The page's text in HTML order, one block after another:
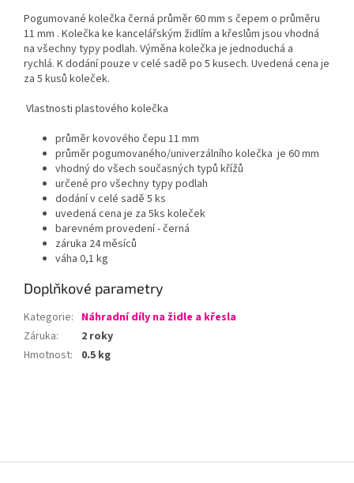
Pogumované kolečka černá průměr 60 mm s čepem o průměru
11 mm . Kolečka ke kancelářským židlím a křeslům jsou vhodná
na všechny typy podlah. Výměna kolečka je jednoduchá a
rychlá. K dodání pouze v celé sadě po 5 kusech. Uvedená cena je
za 5 kusů koleček.
Vlastnosti plastového kolečka
průměr kovového čepu 11 mm
průměr pogumovaného/univerzálního kolečka je 60 mm
vhodný do všech současných typů křížů
určené pro všechny typy podlah
dodání v celé sadě 5 ks
uvedená cena je za 5ks koleček
barevném provedení - černá
záruka 24 měsíců
váha 0,1 kg
Doplňkové parametry
Kategorie: Náhradní díly na židle a křesla
Záruka:
2 roky
Hmotnost: 0.5 kg